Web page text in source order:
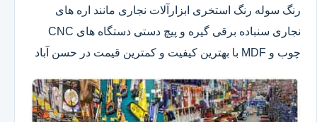
رنگ سوله رنگ استخری ابزارآلات نجاری مانند اره های
نجاری سنباده برقی گیره و پیچ دستی دستگاه های CNC
چوب و MDF با بهترین کیفیت و کمترین قیمت در حسن آباد